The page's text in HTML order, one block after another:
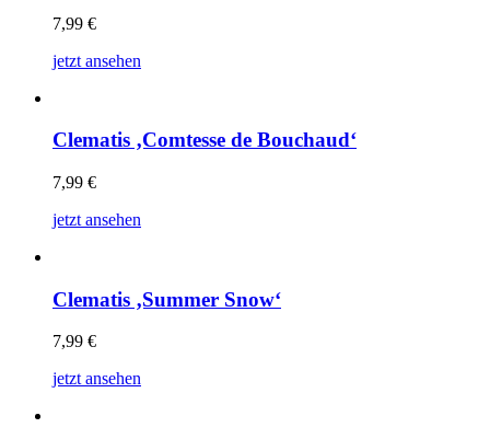
7,99 €
jetzt ansehen
Clematis ‚Comtesse de Bouchaud‘
7,99 €
jetzt ansehen
Clematis ‚Summer Snow‘
7,99 €
jetzt ansehen